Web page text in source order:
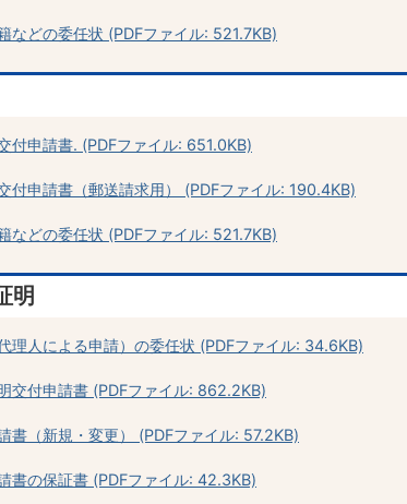
などの委任状 (PDFファイル: 521.7KB)
付申請書. (PDFファイル: 651.0KB)
付申請書（郵送請求用） (PDFファイル: 190.4KB)
などの委任状 (PDFファイル: 521.7KB)
明
理人による申請）の委任状 (PDFファイル: 34.6KB)
交付申請書 (PDFファイル: 862.2KB)
書（新規・変更） (PDFファイル: 57.2KB)
書の保証書 (PDFファイル: 42.3KB)